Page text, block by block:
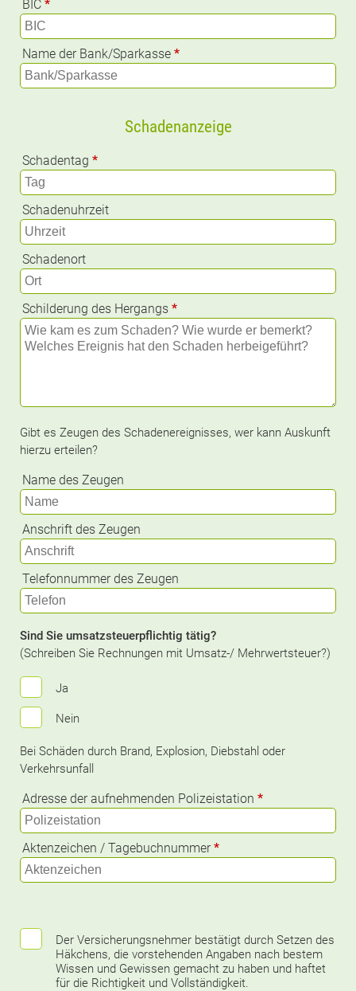
BIC *
Name der Bank/Sparkasse *
Schadenanzeige
Schadentag *
Schadenuhrzeit
Schadenort
Schilderung des Hergangs *
Gibt es Zeugen des Schadenereignisses, wer kann Auskunft
hierzu erteilen?
Name des Zeugen
Anschrift des Zeugen
Telefonnummer des Zeugen
Sind Sie umsatzsteuerpflichtig tätig?
(Schreiben Sie Rechnungen mit Umsatz-/ Mehrwertsteuer?)
Ja
Nein
Bei Schäden durch Brand, Explosion, Diebstahl oder
Verkehrsunfall
Adresse der aufnehmenden Polizeistation *
Aktenzeichen / Tagebuchnummer*
Der Versicherungsnehmer bestätigt durch Setzen des
Häkchens, die vorstehenden Angaben nach bestem
Wissen und Gewissen gemacht zu haben und haftet
für die Richtigkeit und Vollständigkeit.